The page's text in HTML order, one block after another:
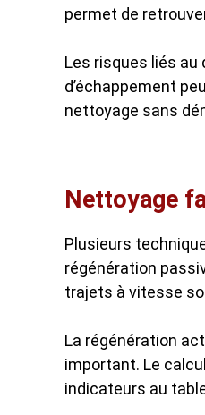
permet de
Les risques liés
d’échappement
nettoyage sans
Nettoyage
Plusieurs
régénération
trajets à vitesse
La régénération
important. Le
indicateurs au